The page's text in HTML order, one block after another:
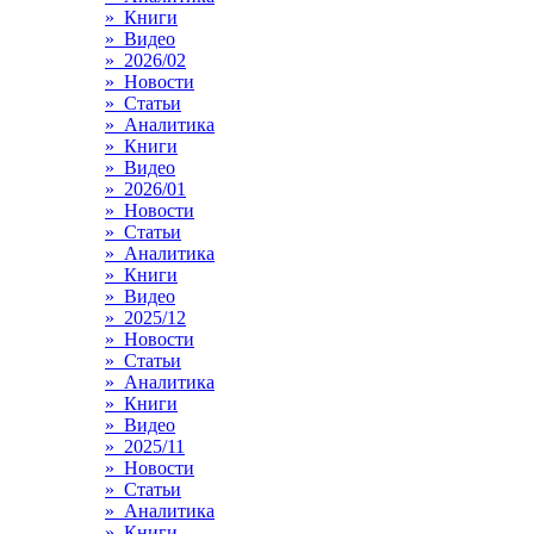
» Книги
» Видео
» 2026/02
» Новости
» Статьи
» Аналитика
» Книги
» Видео
» 2026/01
» Новости
» Статьи
» Аналитика
» Книги
» Видео
» 2025/12
» Новости
» Статьи
» Аналитика
» Книги
» Видео
» 2025/11
» Новости
» Статьи
» Аналитика